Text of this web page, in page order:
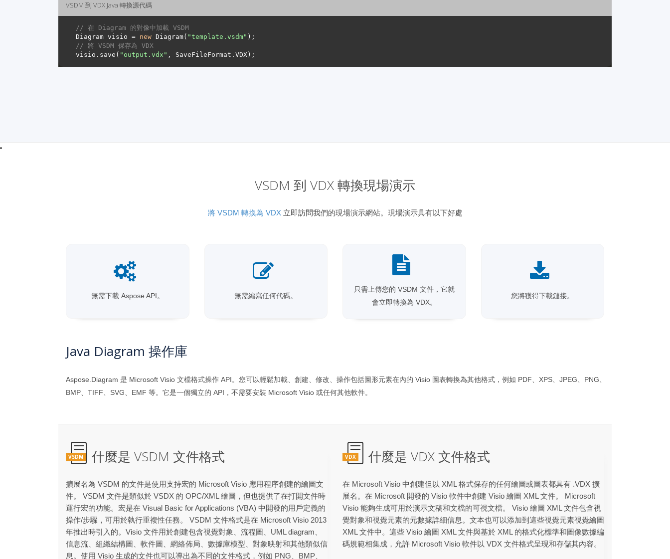
VSDM 到 VDX Java 轉換源代碼
// 在 Diagram 的對像中加載 VSDM
Diagram visio = new Diagram( "template.vsdm"
// 將 VSDM 保存為 VDX
visio.save( "output.vdx"
VSDM 到 VDX 轉換現場演示
將 VSDM 轉換為 VDX 立即訪問我們的現場演示網站。現場演示具有以下好處
無需下載 Aspose API。 無需編寫任何代碼。
只需上傳您的 VSDM 文件，它就
會立即轉換為 VDX。
您將獲得下載鏈接。
Java Diagram 操作庫
Aspose.Diagram 是 Microsoft Visio 文檔格式操作 API。您可以輕鬆加載、創建、修改、操作包括圖形元素在內的 Visio 圖表轉換為其他格式，例如 PDF、XPS、JPEG、PNG、
BMP、TIFF、SVG、EMF 等。它是一個獨立的 API，不需要安裝 Microsoft Visio 或任何其他軟件。
VSDM 什麼是 VSDM 文件格式
擴展名為 VSDM 的文件是使用支持宏的 Microsoft Visio 應用程序創建的繪圖文
件。 VSDM 文件是類似於 VSDX 的 OPC/XML 繪圖，但也提供了在打開文件時
運行宏的功能。宏是在 Visual Basic for Applications (VBA) 中開發的用戶定義的
操作/步驟，可用於執行重複性任務。 VSDM 文件格式是在 Microsoft Visio 2013
年推出時引入的。Visio 文件用於創建包含視覺對象、流程圖、UML diagram、
信息流、組織結構圖、軟件圖、網絡佈局、數據庫模型、對象映射和其他類似信
息。使用 Visio 生成的文件也可以導出為不同的文件格式，例如 PNG、BMP、
VDX 什麼是 VDX 文件格式
在 Microsoft Visio 中創建但以 XML 格式保存的任何繪圖或圖表都具有 .VDX 擴
展名。在 Microsoft 開發的 Visio 軟件中創建 Visio 繪圖 XML 文件。 Microsoft
Visio 能夠生成可用於演示文稿和文檔的可視文檔。 Visio 繪圖 XML 文件包含視
覺對象和視覺元素的元數據詳細信息。文本也可以添加到這些視覺元素視覺繪圖
XML 文件中。這些 Visio 繪圖 XML 文件與基於 XML 的格式化標準和圖像數據編
碼規範相集成，允許 Microsoft Visio 軟件以 VDX 文件格式呈現和存儲其內容。